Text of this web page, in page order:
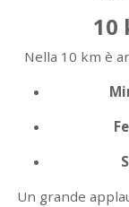
10
Nella 10 km è
Un grande